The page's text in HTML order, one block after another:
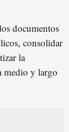
documentos
consolidar
la
medio y largo